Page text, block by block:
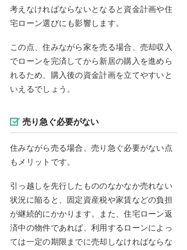
考えなければならないとなると資金計画や住
宅ローン選びにも影響します。
この点、住みながら家を売る場合、売却収入
でローンを完済してから新居の購入を進めら
れるため、購入後の資金計画を立てやすいと
いえるでしょう。
売り急ぐ必要がない
住みながら売る場合、売り急ぐ必要がない点
もメリットです。
引っ越しを先行したもののなかなか売れない
状況に陥ると、固定資産税や家賃などの負担
が継続的にかかります。また、住宅ローン返
済中の物件であれば、利用するローンによっ
ては一定の期限までに売却しなければならな